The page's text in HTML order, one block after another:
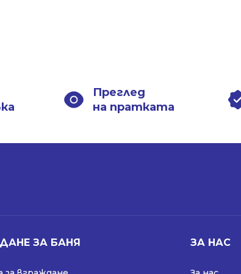
Преглед
на пратката
ЗА БАНЯ ЗА НАС